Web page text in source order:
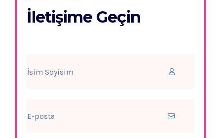
İletişime Geçin